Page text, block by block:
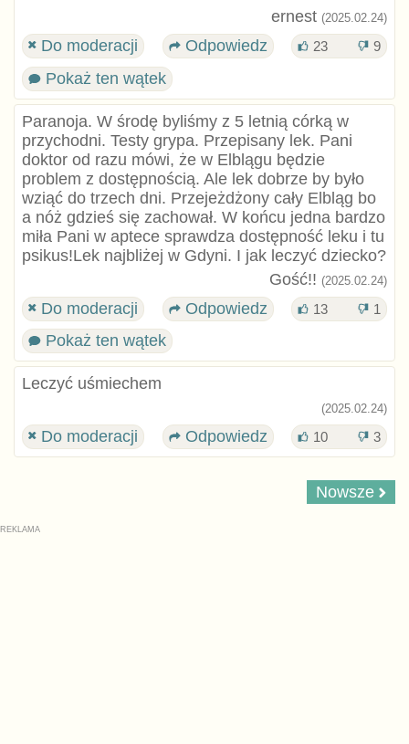
ernest (2025.02.24)
Do moderacji Odpowiedz 23 9
Pokaż ten wątek
Paranoja. W środę byliśmy z 5 letnią córką w
przychodni. Testy grypa. Przepisany lek. Pani
doktor od razu mówi, że w Elblągu będzie
problem z dostępnością. Ale lek dobrze by było
wziąć do trzech dni. Przejeżdżony cały Elbląg bo
a nóż gdzieś się zachował. W końcu jedna bardzo
miła Pani w aptece sprawdza dostępność leku i tu
psikus!Lek najbliżej w Gdyni. I jak leczyć dziecko?
Gość!! (2025.02.24)
Do moderacji Odpowiedz 13 1
Pokaż ten wątek
Leczyć uśmiechem
(2025.02.24)
Do moderacji Odpowiedz 10 3
Nowsze